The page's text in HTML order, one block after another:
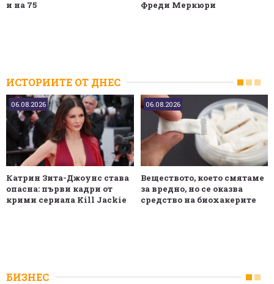
и на 75
Фреди Меркюри
ИСТОРИИТЕ ОТ ДНЕС
06.08.2026
Катрин Зита-Джоунс става
опасна: първи кадри от
крими сериала Kill Jackie
06.08.2026
Веществото, което смятаме
за вредно, но се оказва
средство на биохакерите
БИЗНЕС